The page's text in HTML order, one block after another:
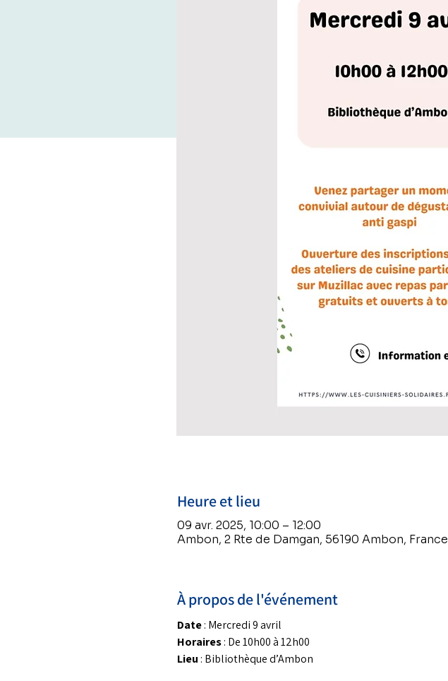
Heure et lieu
09 avr. 2025, 10:00 – 12:00
Ambon, 2 Rte de Damgan, 56190 Ambon, France
À propos de l'événement
Date : Mercredi 9 avril
Horaires : De 10h00 à 12h00
Lieu : Bibliothèque d’Ambon